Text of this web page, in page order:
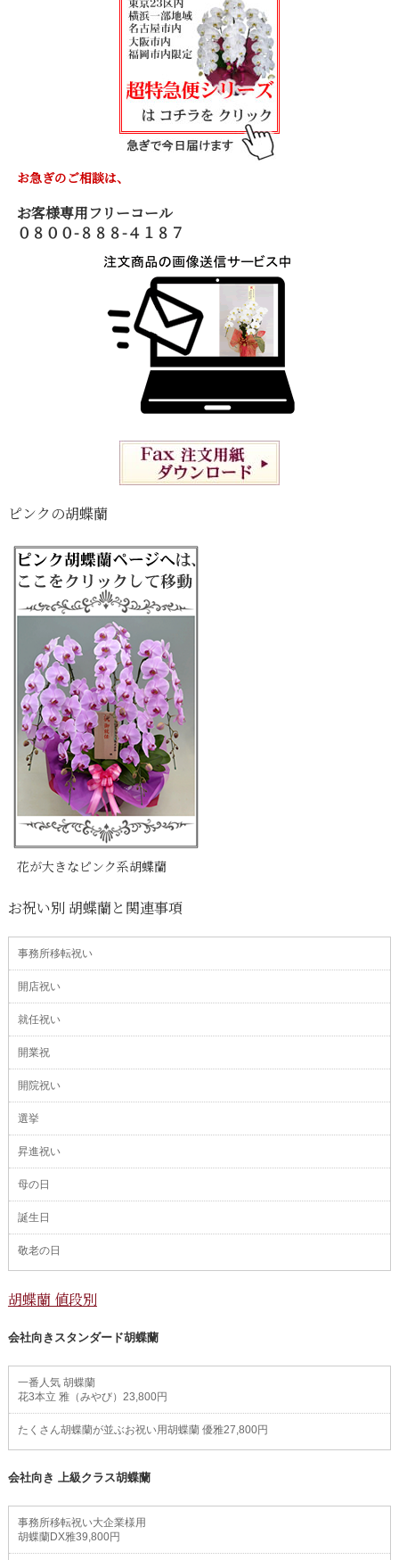
お急ぎのご相談は、
お客様専用フリーコール
０８００-８８８-４１８７
ピンクの胡蝶蘭
花が大きなピンク系胡蝶蘭
お祝い別 胡蝶蘭と関連事項
事務所移転祝い
開店祝い
就任祝い
開業祝
開院祝い
選挙
昇進祝い
母の日
誕生日
敬老の日
胡蝶蘭 値段別
会社向きスタンダード胡蝶蘭
一番人気 胡蝶蘭
花3本立 雅（みやび）23,800円
たくさん胡蝶蘭が並ぶお祝い用胡蝶蘭 優雅27,800円
会社向き 上級クラス胡蝶蘭
事務所移転祝い大企業様用
胡蝶蘭DX雅39,800円